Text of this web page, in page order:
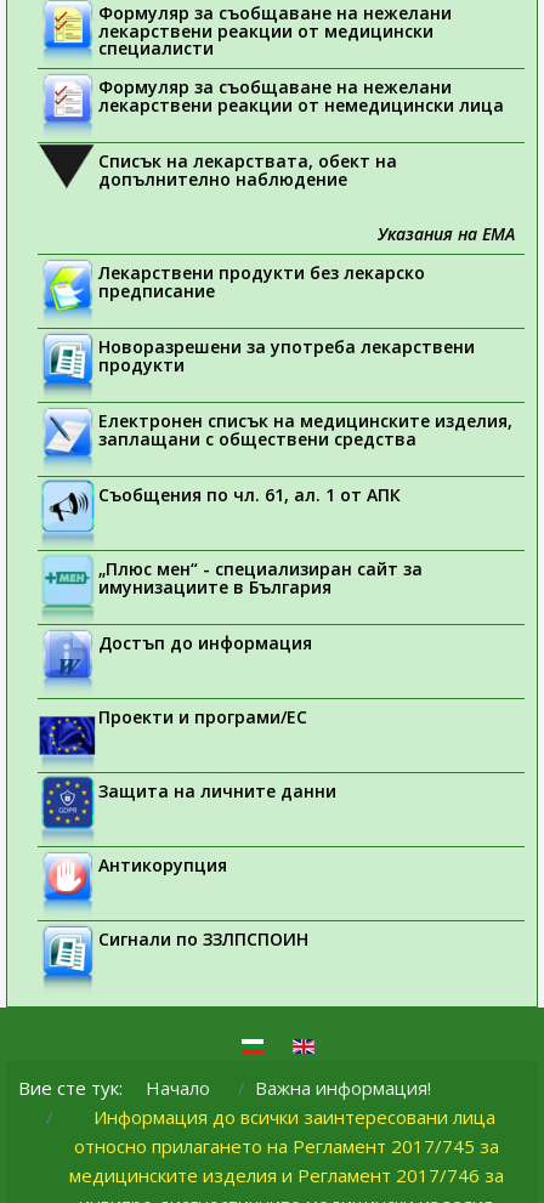
Формуляр за съобщаване на нежелани
лекарствени реакции от медицински
специалисти
Формуляр за съобщаване на нежелани
лекарствени реакции от немедицински лица
Списък на лекарствата, обект на
допълнително наблюдение
Указания на ЕМА
Лекарствени продукти без лекарско
предписание
Новоразрешени за употреба лекарствени
продукти
Електронен списък на медицинските изделия,
заплащани с обществени средства
Съобщения по чл. 61, ал. 1 от АПК
„Плюс мен“ - специализиран сайт за
имунизациите в България
Достъп до информация
Проекти и програми/ЕС
Защита на личните данни
Антикорупция
Сигнали по ЗЗЛПСПОИН
Вие сте тук: Начало
Важна информация!
Информация до всички заинтересовани лица
относно прилагането на Регламент 2017/745 за
медицинските изделия и Регламент 2017/746 за